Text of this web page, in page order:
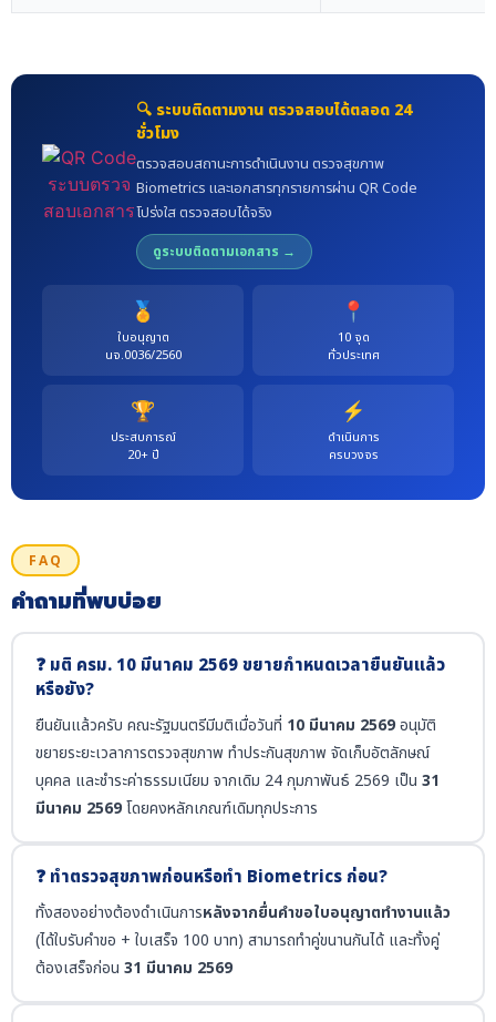
🔍 ระบบติดตามงาน ตรวจสอบได้ตลอด 24
ชั่วโมง
ตรวจสอบสถานะการดำเนินงาน ตรวจสุขภาพ
Biometrics และเอกสารทุกรายการผ่าน QR Code
โปร่งใส ตรวจสอบได้จริง
ดูระบบติดตามเอกสาร →
🏅
ใบอนุญาต
นจ.0036/2560
📍
10 จุด
ทั่วประเทศ
🏆
ประสบการณ์
20+ ปี
⚡
ดำเนินการ
ครบวงจร
FAQ
คำถามที่พบบ่อย
❓ มติ ครม. 10 มีนาคม 2569 ขยายกำหนดเวลายืนยันแล้ว
หรือยัง?
ยืนยันแล้วครับ คณะรัฐมนตรีมีมติเมื่อวันที่ 10 มีนาคม 2569อนุมัติ
ขยายระยะเวลาการตรวจสุขภาพ ทำประกันสุขภาพ จัดเก็บอัตลักษณ์
บุคคล และชำระค่าธรรมเนียม จากเดิม 24 กุมภาพันธ์ 2569 เป็น 31
มีนาคม 2569โดยคงหลักเกณฑ์เดิมทุกประการ
❓ ทำตรวจสุขภาพก่อนหรือทำ Biometrics ก่อน?
ทั้งสองอย่างต้องดำเนินการหลังจากยื่นคำขอใบอนุญาตทำงานแล้ว
(ได้ใบรับคำขอ + ใบเสร็จ 100 บาท) สามารถทำคู่ขนานกันได้ และทั้งคู่
ต้องเสร็จก่อน 31 มีนาคม 2569